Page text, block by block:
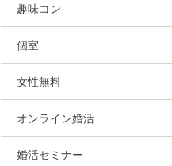
趣味コン
個室
女性無料
オンライン婚活
婚活セミナー